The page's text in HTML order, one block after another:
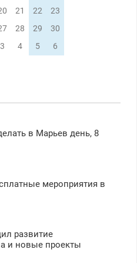
21 22
23
28 29
30
3 4 5 6
в Марьев день, 8
мероприятия в
развитие
и новые проекты